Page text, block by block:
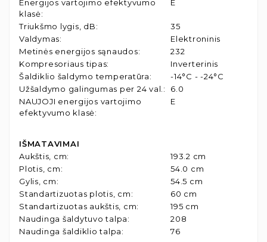
Energijos vartojimo efektyvumo
klasė:
E
Triukšmo lygis, dB:
35
Valdymas:
Elektroninis
Metinės energijos sąnaudos:
232
Kompresoriaus tipas:
Inverterinis
Šaldiklio šaldymo temperatūra:
-14°C - -24°C
Užšaldymo galingumas per 24 val. :
6.0
NAUJOJI energijos vartojimo
efektyvumo klasė:
E
IŠMATAVIMAI
Aukštis, cm:
193.2 cm
Plotis, cm:
54.0 cm
Gylis, cm:
54.5 cm
Standartizuotas plotis, cm:
60 cm
Standartizuotas aukštis, cm:
195 cm
Naudinga šaldytuvo talpa:
208
Naudinga šaldiklio talpa: 76